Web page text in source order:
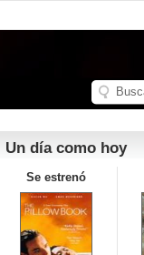
Un día como hoy
Se estrenó